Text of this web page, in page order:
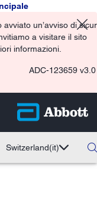
avviato un’avviso di
a visitare il sito
informazioni.
ADC-123659 v3.0
Switzerland(it)